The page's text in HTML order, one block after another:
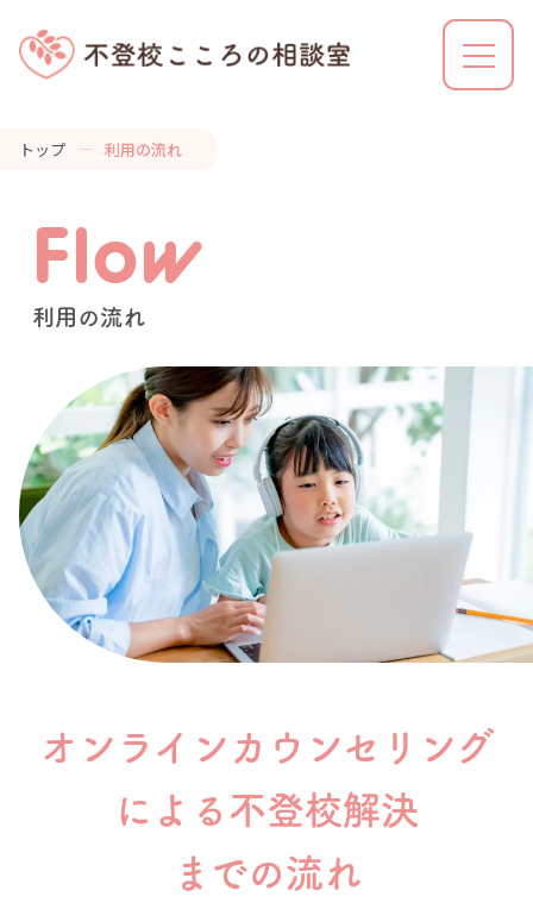
解決事例
カウンセラーの特徴
料金
コラム
よくある質問
トップ 利用の流れ
Flow
利用の流れ
オンラインカウンセリング
による 不登校解決
までの流れ